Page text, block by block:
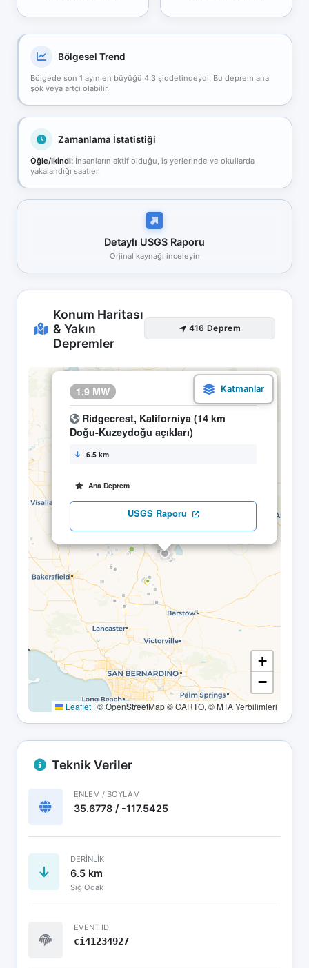
Bölgesel Trend
Bölgede son 1 ayın en büyüğü 4.3 şiddetindeydi. Bu deprem ana
şok veya artçı olabilir.
Zamanlama İstatistiği
Öğle/İkindi: İnsanların aktif olduğu, iş yerlerinde ve okullarda
yakalandığı saatler.
Detaylı USGS Raporu
Orjinal kaynağı inceleyin
Konum Haritası
& Yakın
Depremler
416 Deprem
1.9 MW 27.04 15:17
Ridgecrest, Kaliforniya (14 km
Doğu-Kuzeydoğu açıkları)
6.5 km
Ana Deprem
USGS Raporu
×
+
−
Leaflet |© OpenStreetMap © CARTO, © MTA Yerbilimleri
Teknik Veriler
ENLEM / BOYLAM
35.6778 / -117.5425
DERINLIK
6.5 km
Sığ Odak
EVENT ID
ci41234927